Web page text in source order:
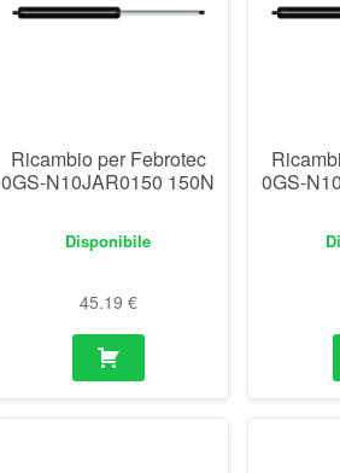
Ricambio per Febrotec
0GS-N10JAR0150 150N
Disponibile
45.19 €
0GS-